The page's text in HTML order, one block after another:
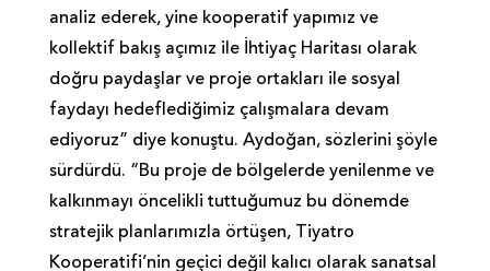
analiz ederek, yine kooperatif yapımız ve
kollektif bakış açımız ile İhtiyaç Haritası olarak
doğru paydaşlar ve proje ortakları ile sosyal
faydayı hedeflediğimiz çalışmalara devam
ediyoruz” diye konuştu. Aydoğan, sözlerini şöyle
sürdürdü. “Bu proje de bölgelerde yenilenme ve
kalkınmayı öncelikli tuttuğumuz bu dönemde
stratejik planlarımızla örtüşen, Tiyatro
Kooperatifi’nin geçici değil kalıcı olarak sanatsal